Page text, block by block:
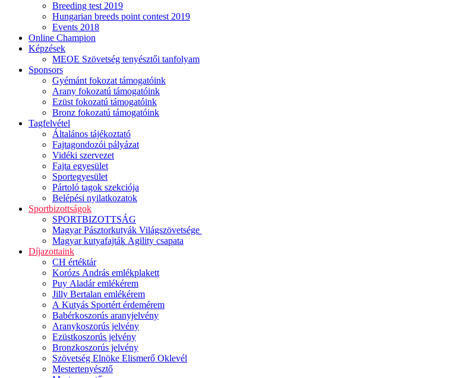
Breeding test 2019
Hungarian breeds point contest 2019
Events 2018
Online Champion
Képzések
MEOE Szövetség tenyésztői tanfolyam
Sponsors
Gyémánt fokozat támogatóink
Arany fokozatú támogatóink
Ezüst fokozatú támogatóink
Bronz fokozatú támogatóink
Tagfelvétel
Általános tájékoztató
Fajtagondozói pályázat
Vidéki szervezet
Fajta egyesület
Sportegyesület
Pártoló tagok szekciója
Belépési nyilatkozatok
Sportbizottságok
SPORTBIZOTTSÁG
Magyar Pásztorkutyák Világszövetsége
Magyar kutyafajták Agility csapata
Díjazottaink
CH értéktár
Korózs András emlékplakett
Puy Aladár emlékérem
Jilly Bertalan emlékérem
A Kutyás Sportért érdemérem
Babérkoszorús aranyjelvény
Aranykoszorús jelvény
Ezüstkoszorús jelvény
Bronzkoszorús jelvény
Szövetség Elnöke Elismerő Oklevél
Mestertenyésztő